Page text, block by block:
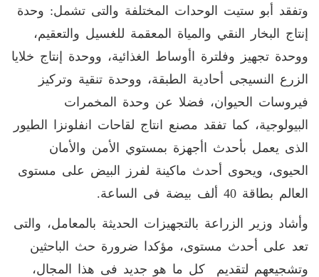
وتفقد أبو ستيت الوحدات المختلفة والتى تشمل: وحدة
إنتاج البخار النقي والمياة المعقمة للغسيل والتعقيم،
ووحدة تجهيز وفلترة اأوساط الغذائية، ووحدة إنتاج خلايا
الزرع النسيجى أحادية الطبقة، ووحدة تنقية وتركيز
فيروسات الحيوان، فضلا عن وحدة المخمرات
البيولوجية، كما تفقد مصنع انتاج لقاحات انفلونزا الطيور
الذى يعمل بأحدث اأجهزة بمستوي الأمن والأمان
الحيوى، ويحوى أحدث ماكينة لفرز البيض على مستوى
العالم بطاقة 40 ألف بيضة فى الساعة.
وأشاد وزير الزراعة بالتجهيزات الحديثة بالمعامل، والتى
تعد على أحدث مستوى، مؤكدا ضرورة حث الباحثين
وتشجيعهم لتقديم كل ما هو جديد فى هذا المجال،